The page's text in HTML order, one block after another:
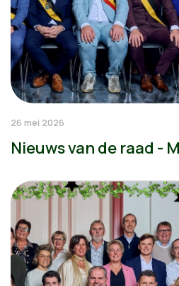
26 mei 2026
Nieuws van de raad -